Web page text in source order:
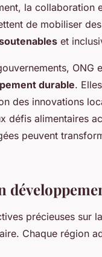
la collaboration
de mobiliser
et
ONG
durable.
des innovations
défis alimentaires
peuvent
précieuses sur
Chaque région